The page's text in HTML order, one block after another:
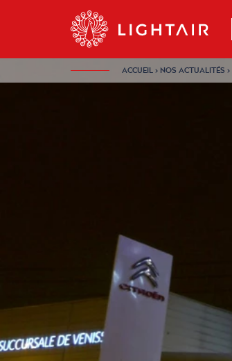
Aller au contenu
ACCUEIL› NOS ACTUALITÉS ›